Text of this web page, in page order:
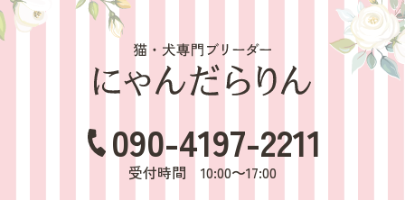
090-4197-2211
受付時間 10:00〜17:00